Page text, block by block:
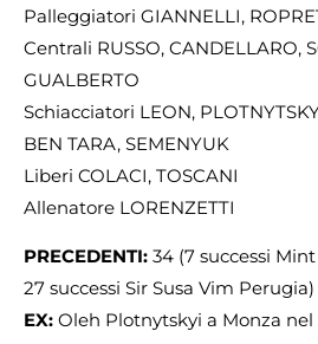
Palleggiatori GIANNELLI,
Centrali RUSSO, CANDELLARO,
GUALBERTO
Schiacciatori LEON,
BEN TARA, SEMENYUK
Liberi COLACI, TOSCANI
Allenatore LORENZETTI
PRECEDENTI: 34 (7 successi
27 successi Sir Susa Vim Perugia)
EX: Oleh Plotnytskyi a Monza nel